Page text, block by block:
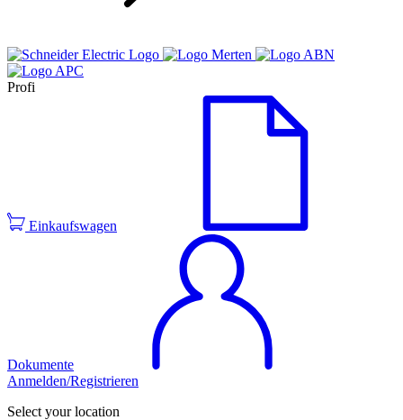
Profi
Einkaufswagen
Dokumente
Anmelden/Registrieren
Select your location